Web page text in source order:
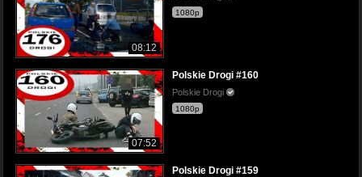
08:12
1080p
07:52
Polskie Drogi #160
Polskie Drogi
1080p
Polskie Drogi #159